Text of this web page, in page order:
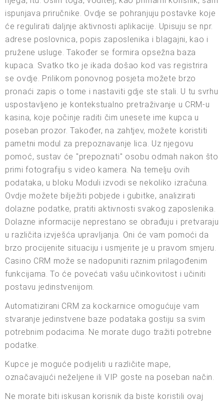
ispunjava priručnike. Ovdje se pohranjuju postavke koje
će regulirati daljnje aktivnosti aplikacije. Upisuju se npr.
adrese poslovnica, popis zaposlenika i blagajni, kao i
pružene usluge. Također se formira opsežna baza
kupaca. Svatko tko je ikada došao kod vas registrira
se ovdje. Prilikom ponovnog posjeta možete brzo
pronaći zapis o tome i nastaviti gdje ste stali. U tu svrhu
uspostavljeno je kontekstualno pretraživanje u CRM-u
kasina, koje počinje raditi čim unesete ime kupca u
poseban prozor. Također, na zahtjev, možete koristiti
pametni modul za prepoznavanje lica. Uz njegovu
pomoć, sustav će "prepoznati" osobu odmah nakon što
primi fotografiju s video kamera. Na temelju ovih
podataka, u bloku Moduli izvodi se nekoliko izračuna.
Ovdje možete bilježiti pobjede i gubitke, analizirati
dolazne podatke, pratiti aktivnosti svakog zaposlenika.
Dolazne informacije neprestano se obrađuju i pretvaraju
u različita izvješća upravljanja. Oni će vam pomoći da
brzo procijenite situaciju i usmjerite je u pravom smjeru.
Casino CRM može se nadopuniti raznim prilagođenim
funkcijama. To će povećati vašu učinkovitost i učiniti
postavu jedinstvenijom.
Automatizirani CRM za kockarnice omogućuje vam
stvaranje jedinstvene baze podataka gostiju sa svim
potrebnim podacima. Ne morate dugo tražiti potrebne
podatke.
Kupce je moguće podijeliti u različite mape,
označavajući neželjene ili VIP goste na poseban način.
Ne morate biti iskusan korisnik da biste koristili ovaj